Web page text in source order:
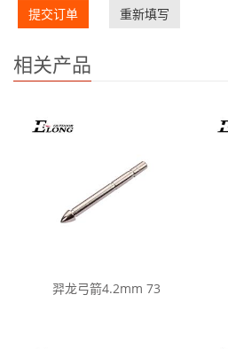
提交订单 重新填写
相关产品
羿龙弓箭4.2mm 73